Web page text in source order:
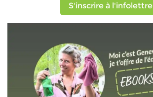
S'inscrire à l'infolettre